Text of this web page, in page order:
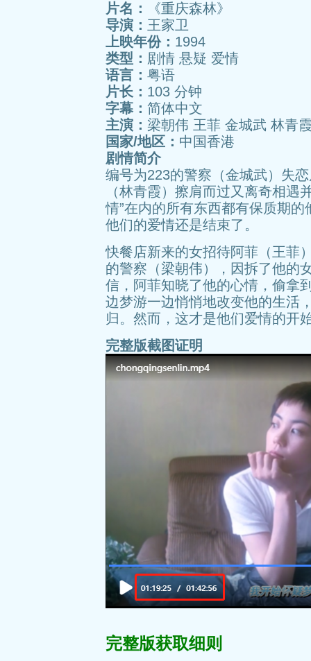
片名：
《重庆森林》
导演： 王家卫
上映年份： 1994
类型： 剧情 悬疑 爱情
语言： 粤语
片长： 103 分钟
字幕： 简体中文
主演： 梁朝伟 王菲 金城武 林青
国家/地区： 中国香港
剧情简介
编号为223的警察（金城武）失
（林青霞）擦肩而过又离奇相遇
情”在内的所有东西都有保质期
他们的爱情还是结束了。
快餐店新来的女招待阿菲（王菲
的警察（梁朝伟），因拆了他的
信，阿菲知晓了他的心情，偷拿
边梦游一边悄悄地改变他的生活
归。然而，这才是他们爱情的开
完整版截图证明
完整版获取细则